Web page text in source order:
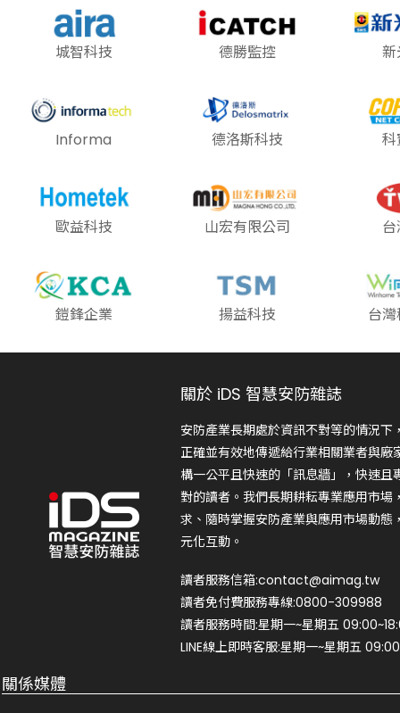
城智科技 德勝監控 新
Informa 德洛斯科技 科
歐益科技 山宏有限公司
鎧鋒企業 揚益科技 台
關於 iDS 智慧安防雜誌
安防產業長期處於資訊不對等的情況
正確並有效地傳遞給行業相關業者與
構一公平且快速的「訊息牆」，快速
對的讀者。我們長期耕耘專業應用市場
求、隨時掌握安防產業與應用市場動態
元化互動。
讀者服務信箱:contact@aimag.tw
讀者免付費服務專線:0800-309988
讀者服務時間:星期一~星期五
LINE線上即時客服:星期一~星期五
關係媒體